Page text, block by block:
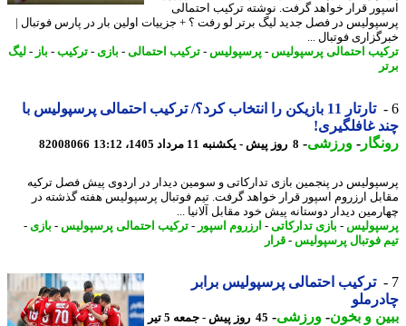
قرار خواهد گرفت. نوشته ترکیب احتمالی
در فصل جدید لیگ برتر لو رفت ؟ + جزییات اولین بار در پارس فوتبال |
فوتبال ...
احتمالی پرسپولیس-پرسپولیس-ترکیب احتمالی-بازی - ترکیب -باز - لیگ
تارتار 11 بازیکن را انتخاب کرد؟/ ترکیب احتمالی پرسپولیس با
غافلگیری!
-ورزشی-8 روز پیش - یکشنبه 11 مرداد 1405، 13:12 82008066
در پنجمین بازی تدارکاتی و سومین دیدار در اردوی پیش فصل ترکیه
ارزروم اسپور قرار خواهد گرفت. تیم فوتبال پرسپولیس هفته گذشته در
دیدار دوستانه پیش خود مقابل آلانیا ...
-بازی تدارکاتی-ارزروم اسپور-ترکیب احتمالی پرسپولیس-بازی -
فوتبال پرسپولیس-قرار
ترکیب احتمالی پرسپولیس برابر
و بخون-ورزشی-
45 روز پیش - جمعه 5 تیر